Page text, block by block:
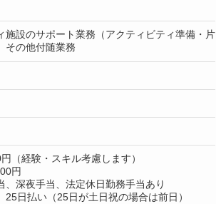
施設のサポート業務（アクティビティ準備・片
の他付随業務
（経験・スキル考慮します）
円
、深夜手当、法定休日勤務手当あり
日払い（25日が土日祝の場合は前日）